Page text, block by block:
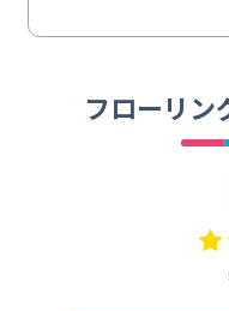
フローリン